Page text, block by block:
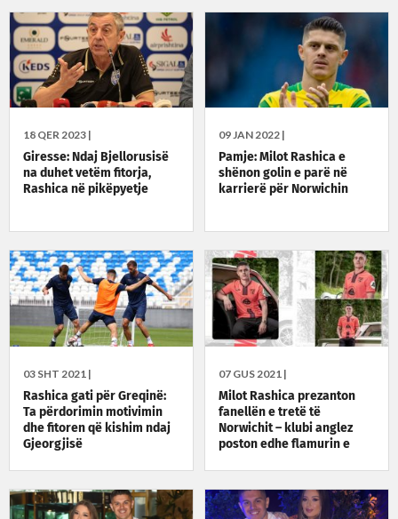
18 QER 2023 |
Giresse: Ndaj Bjellorusisë
na duhet vetëm fitorja,
Rashica në pikëpyetje
09 JAN 2022 |
Pamje: Milot Rashica e
shënon golin e parë në
karrierë për Norwichin
03 SHT 2021 |
Rashica gati për Greqinë:
Ta përdorimin motivimin
dhe fitoren që kishim ndaj
Gjeorgjisë
07 GUS 2021 |
Milot Rashica prezanton
fanellën e tretë të
Norwichit – klubi anglez
poston edhe flamurin e